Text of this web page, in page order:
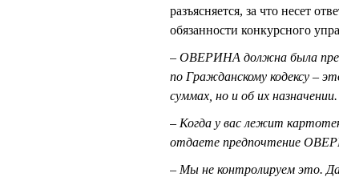
разъясняется, за что несет
обязанности конкурсного
– ОВЕРИНА должна была
по Гражданскому кодексу –
суммах, но и об их
– Когда у вас лежит
отдаете предпочтение
– Мы не контролируем это.